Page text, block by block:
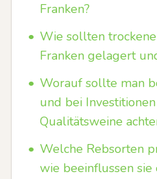
Franken?
• Wie sollten
Franken gelagert
• Worauf sollte man
und bei
Qualitätsweine
• Welche Rebsorten
wie beeinflussen sie